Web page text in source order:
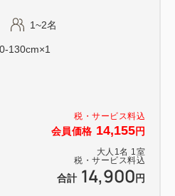
税・サービス料込
会員価格 14,155円
大人 1 名 1 室
税・サービス料込
合計 14,900円
1~2名
130cm×1